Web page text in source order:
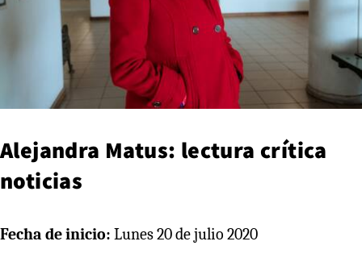
Alejandra Matus: lectura crítica
noticias
Fecha de inicio: Lunes 20 de julio 2020